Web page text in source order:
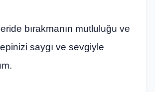
bırakmanın mutluluğu ve
saygı ve sevgiyle